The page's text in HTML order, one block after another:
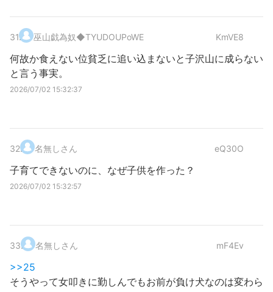
31. 巫山戯為奴◆TYUDOUPoWE KmVE8
何故か食えない位貧乏に追い込まないと子沢山に成らない
と言う事実。
2026/07/02 15:32:37
32. 名無しさん eQ30O
子育てできないのに、なぜ子供を作った？
2026/07/02 15:32:57
33. 名無しさん mF4Ev
>>25
そうやって女叩きに勤しんでもお前が負け犬なのは変わら